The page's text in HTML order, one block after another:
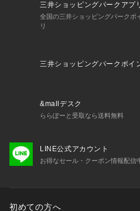
三井ショッピングパークアプ
全国の三井ショッピングパークポ
リ
三井ショッピングパークポイ
&mallデスク
ららぽーと受取なら送料無料
LINE公式アカウント
お得なセール・クーポン情報配信
初めての方へ